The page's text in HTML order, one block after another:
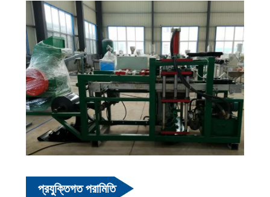
প্রযুক্তিগত পরামিতি